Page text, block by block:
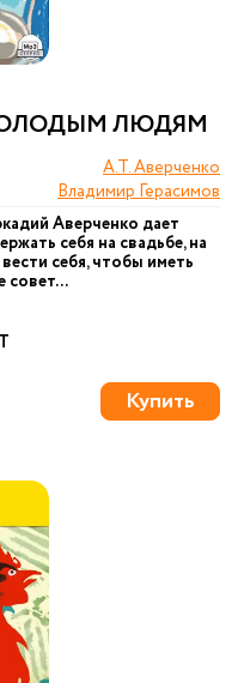
ЛЮДЯМ
А.Т. Аверченко
Владимир Герасимов
Аверченко дает
себя на свадьбе, на
себя, чтобы иметь
совет...
Купить